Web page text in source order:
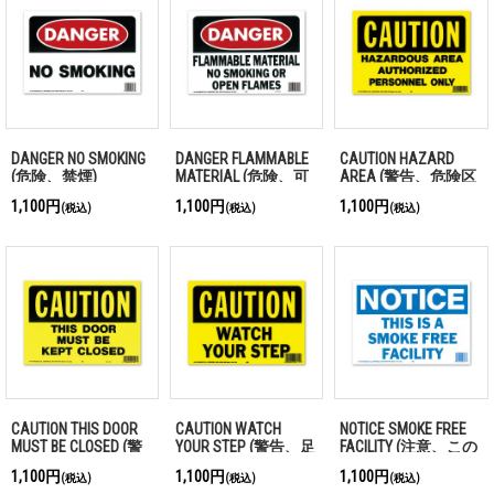
DANGER NO SMOKING
(危険、禁煙)
1,100円 (税込)
DANGER FLAMMABLE
MATERIAL (危険、可
1,100円 (税込)
CAUTION HAZARD
AREA (警告、危険区
ち入り禁止)
1,100円 (税込)
CAUTION THIS DOOR
MUST BE CLOSED (警
告、このドアは閉じ
なければなりませ
1,100円 (税込)
CAUTION WATCH
YOUR STEP (警告、足
下に注意してくださ
い)
1,100円 (税込)
NOTICE SMOKE FREE
FACILITY (注意、この
施設は禁煙です)
1,100円 (税込)